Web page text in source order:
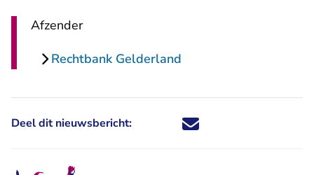
Afzender
Rechtbank Gelderland
Deel dit nieuwsbericht: Deel dit nieuwsbericht via X -
Deel dit nieuwsbericht via
Deel dit nieuwsbericht
Deel dit